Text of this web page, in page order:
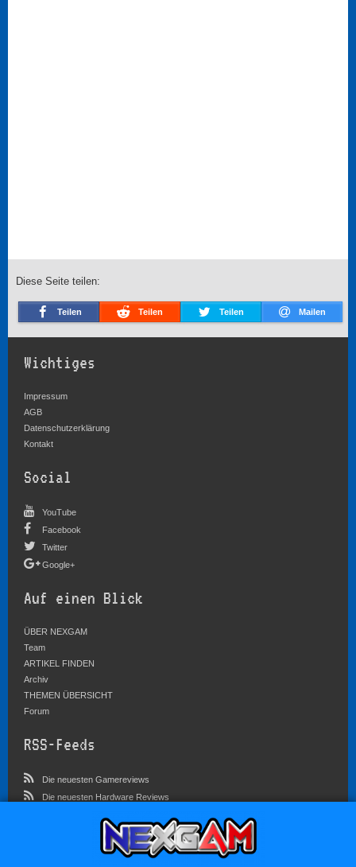
Diese Seite teilen:
Teilen Teilen Teilen Mailen
Wichtiges
Impressum
AGB
Datenschutzerklärung
Kontakt
Social
YouTube
Facebook
Twitter
Google+
Auf einen Blick
ÜBER NEXGAM
Team
ARTIKEL FINDEN
Archiv
THEMEN ÜBERSICHT
Forum
RSS-Feeds
Die neuesten Gamereviews
Die neuesten Hardware Reviews